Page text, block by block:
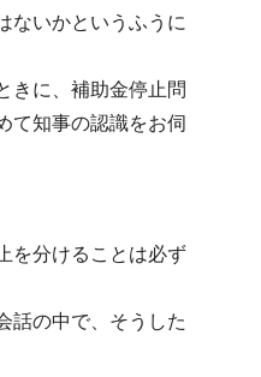
ないかというふうに
きに、補助金停止問
て知事の認識をお伺
を分けることは必ず
話の中で、そうした